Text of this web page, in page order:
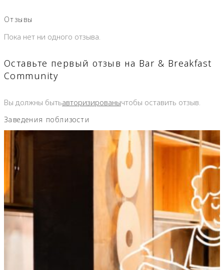
Отзывы
Пока нет ни одного отзыва.
Оставьте первый отзыв на Bar & Breakfast
Community
Вы должны бытьавторизированычтобы оставить отзыв.
Заведения поблизости